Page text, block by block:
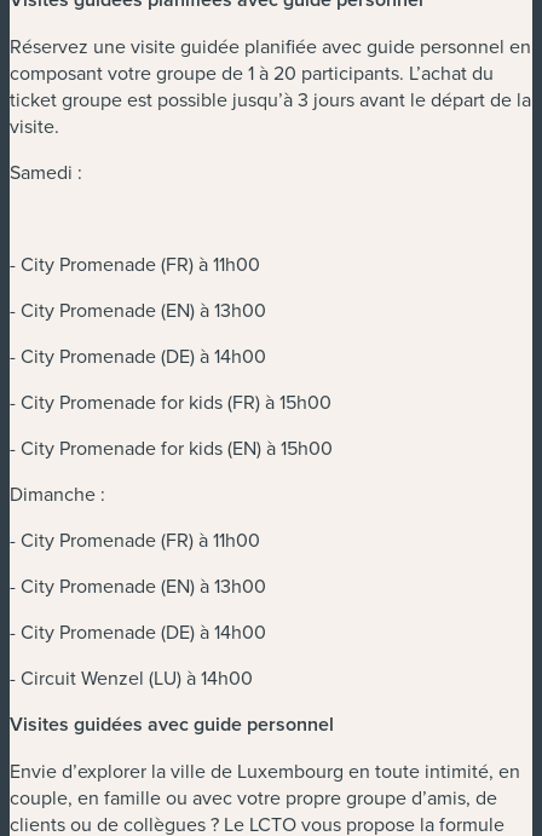
Réservez une visite guidée planifiée avec guide personnel en
composant votre groupe de 1 à 20 participants. L’achat du
ticket groupe est possible jusqu’à 3 jours avant le départ de la
visite.
Samedi :
- City Promenade (FR) à 11h00
- City Promenade (EN) à 13h00
- City Promenade (DE) à 14h00
- City Promenade for kids (FR) à 15h00
- City Promenade for kids (EN) à 15h00
Dimanche :
- City Promenade (FR) à 11h00
- City Promenade (EN) à 13h00
- City Promenade (DE) à 14h00
- Circuit Wenzel (LU) à 14h00
Visites guidées avec guide personnel
Envie d’explorer la ville de Luxembourg en toute intimité, en
couple, en famille ou avec votre propre groupe d’amis, de
clients ou de collègues ? Le LCTO vous propose la formule